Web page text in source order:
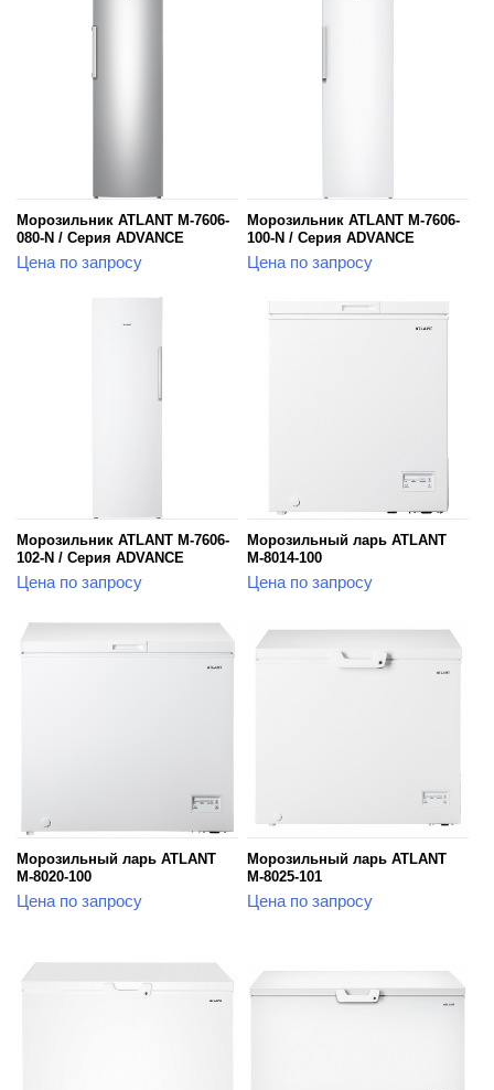
Морозильник ATLANT М-7606-
080-N / Серия ADVANCE
Цена по запросу
Морозильник ATLANT М-7606-
100-N / Серия ADVANCE
Цена по запросу
Морозильник ATLANT М-7606-
102-N / Серия ADVANCE
Цена по запросу
Морозильный ларь ATLANT
М-8014-100
Цена по запросу
Морозильный ларь ATLANT
М-8020-100
Цена по запросу
Морозильный ларь ATLANT
М-8025-101
Цена по запросу